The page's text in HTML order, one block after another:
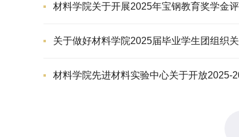
材料学院关于开展2025年宝钢教育奖学金
关于做好材料学院2025届毕业学生团组织
材料学院先进材料实验中心关于开放2025-